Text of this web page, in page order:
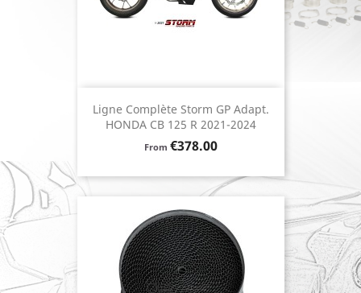
Ligne Complète Storm GP Adapt.
HONDA CB 125 R 2021-2024
From Price
€378.00